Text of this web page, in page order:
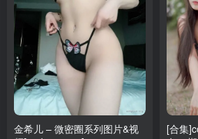
Nyako喵子 NO.016 爱宕泳装 [25P-31MB]
Nyako喵子 NO.015 爱宕机车 [17P-24MB]
Nyako喵子 NO.014 メイドーさんは働きた
Nyako喵子 NO.013 誰も知らないの大人時
Nyako喵子 NO.012 誰も知らないの大人時
Nyako喵子 NO.011 のんびりした休み時間
Nyako喵子 NO.010 &摇摇乐 双人女仆
Nyako喵子 NO.009 妄想彼女との同棲生活
金希儿 – 微密圈系列图片&视
[合集